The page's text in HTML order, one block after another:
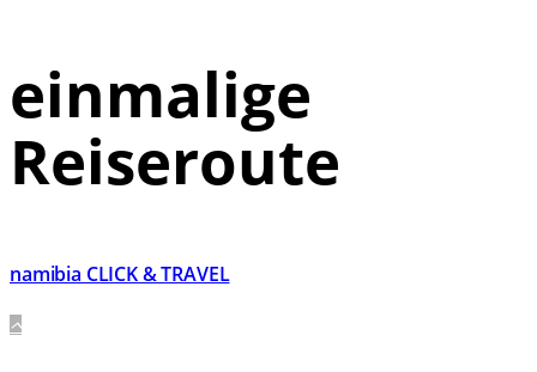
einmalige
Reiseroute
namibia CLICK & TRAVEL